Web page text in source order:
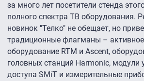
за много лет посетители стенда
полного спектра ТВ оборудования.
новинок "Телко" не обещает, но
традиционные флагманы – активное
оборудование RTM и Ascent,
головных станций Harmonic, модули
доступа SMiT и измерительные